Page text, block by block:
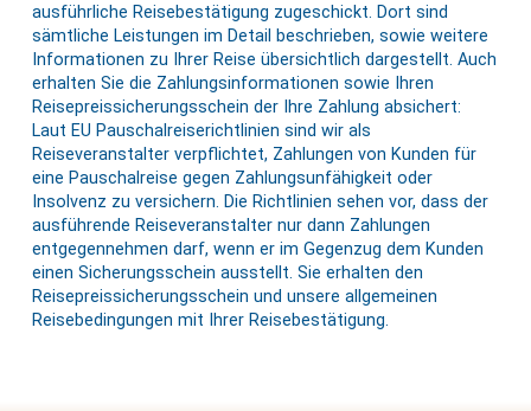
ausführliche Reisebestätigung zugeschickt. Dort sind
sämtliche Leistungen im Detail beschrieben, sowie weitere
Informationen zu Ihrer Reise übersichtlich dargestellt. Auch
erhalten Sie die Zahlungsinformationen sowie Ihren
Reisepreissicherungsschein der Ihre Zahlung absichert:
Laut EU Pauschalreiserichtlinien sind wir als
Reiseveranstalter verpflichtet, Zahlungen von Kunden für
eine Pauschalreise gegen Zahlungsunfähigkeit oder
Insolvenz zu versichern. Die Richtlinien sehen vor, dass der
ausführende Reiseveranstalter nur dann Zahlungen
entgegennehmen darf, wenn er im Gegenzug dem Kunden
einen Sicherungsschein ausstellt. Sie erhalten den
Reisepreissicherungsschein und unsere allgemeinen
Reisebedingungen mit Ihrer Reisebestätigung.